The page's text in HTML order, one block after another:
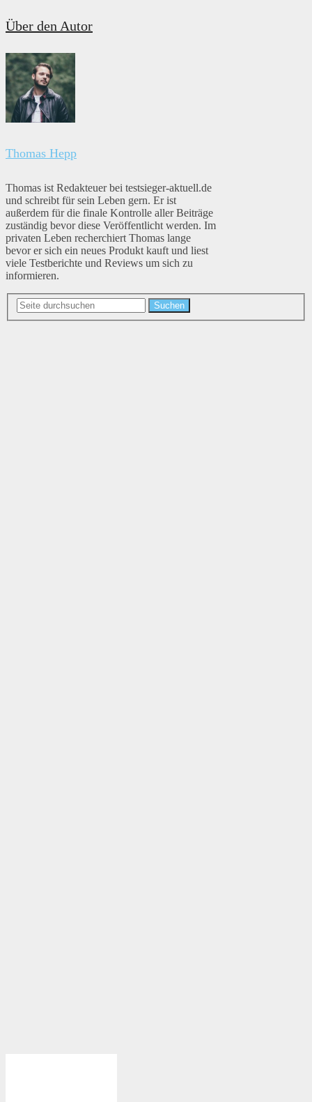
Über den Autor
Thomas Hepp
Thomas ist Redakteuer bei testsieger-aktuell.de
und schreibt für sein Leben gern. Er ist
außerdem für die finale Kontrolle aller Beiträge
zuständig bevor diese Veröffentlicht werden. Im
privaten Leben recherchiert Thomas lange
bevor er sich ein neues Produkt kauft und liest
viele Testberichte und Reviews um sich zu
informieren.
Suchen